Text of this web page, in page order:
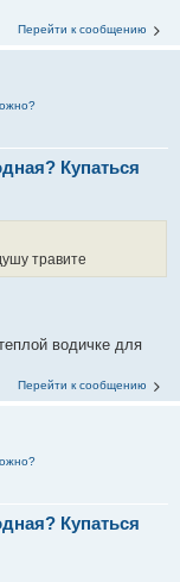
Перейти к сообщению
Купаться
травите
водичке для
Перейти к сообщению
Купаться